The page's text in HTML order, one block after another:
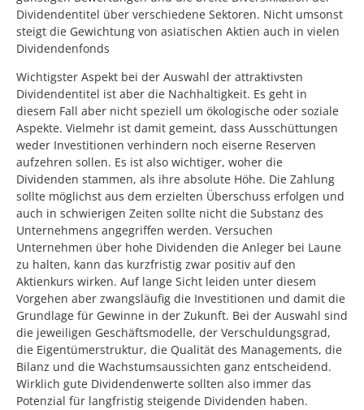
Dividendentitel über verschiedene Sektoren. Nicht umsonst
steigt die Gewichtung von asiatischen Aktien auch in vielen
Dividendenfonds
Wichtigster Aspekt bei der Auswahl der attraktivsten
Dividendentitel ist aber die Nachhaltigkeit. Es geht in
diesem Fall aber nicht speziell um ökologische oder soziale
Aspekte. Vielmehr ist damit gemeint, dass Ausschüttungen
weder Investitionen verhindern noch eiserne Reserven
aufzehren sollen. Es ist also wichtiger, woher die
Dividenden stammen, als ihre absolute Höhe. Die Zahlung
sollte möglichst aus dem erzielten Überschuss erfolgen und
auch in schwierigen Zeiten sollte nicht die Substanz des
Unternehmens angegriffen werden. Versuchen
Unternehmen über hohe Dividenden die Anleger bei Laune
zu halten, kann das kurzfristig zwar positiv auf den
Aktienkurs wirken. Auf lange Sicht leiden unter diesem
Vorgehen aber zwangsläufig die Investitionen und damit die
Grundlage für Gewinne in der Zukunft. Bei der Auswahl sind
die jeweiligen Geschäftsmodelle, der Verschuldungsgrad,
die Eigentümerstruktur, die Qualität des Managements, die
Bilanz und die Wachstumsaussichten ganz entscheidend.
Wirklich gute Dividendenwerte sollten also immer das
Potenzial für langfristig steigende Dividenden haben.